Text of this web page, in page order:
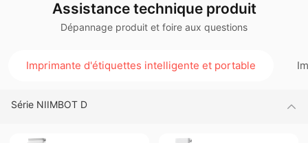
Assistance technique produit
Dépannage produit et foire aux questions
Imprimante d'étiquettes intelligente et portable
Série NIIMBOT D